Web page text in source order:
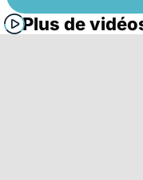
Plus de